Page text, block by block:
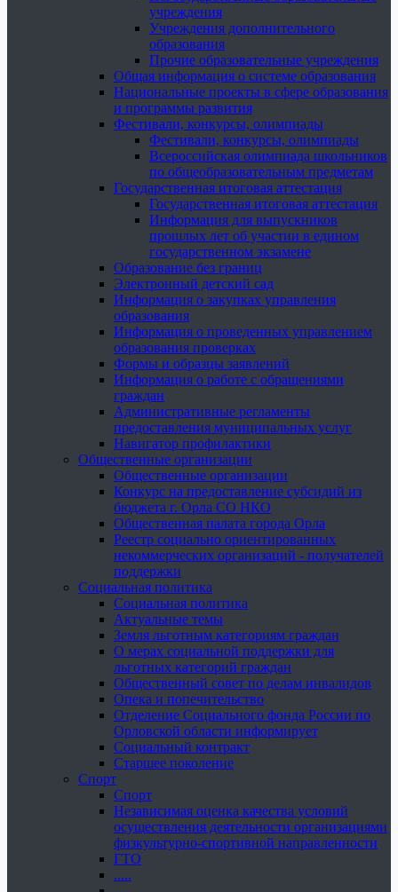
учреждения
Учреждения дополнительного
образования
Прочие образовательные учреждения
Общая информация о системе образования
Национальные проекты в сфере образования
и программы развития
Фестивали, конкурсы, олимпиады
Фестивали, конкурсы, олимпиады
Всероссийская олимпиада школьников
по общеобразовательным предметам
Государственная итоговая аттестация
Государственная итоговая аттестация
Информация для выпускников
прошлых лет об участии в едином
государственном экзамене
Образование без границ
Электронный детский сад
Информация о закупках управления
образования
Информация о проведенных управлением
образования проверках
Формы и образцы заявлений
Информация о работе с обращениями
граждан
Административные регламенты
предоставления муниципальных услуг
Навигатор профилактики
Общественные организации
Общественные организации
Конкурс на предоставление субсидий из
бюджета г. Орла СО НКО
Общественная палата города Орла
Реестр социально ориентированных
некоммерческих организаций - получателей
поддержки
Социальная политика
Социальная политика
Актуальные темы
Земля льготным категориям граждан
О мерах социальной поддержки для
льготных категорий граждан
Общественный совет по делам инвалидов
Опека и попечительство
Отделение Социального фонда России по
Орловской области информирует
Социальный контракт
Старшее поколение
Спорт
Спорт
Независимая оценка качества условий
осуществления деятельности организациями
физкультурно-спортивной направленности
ГТО
.....